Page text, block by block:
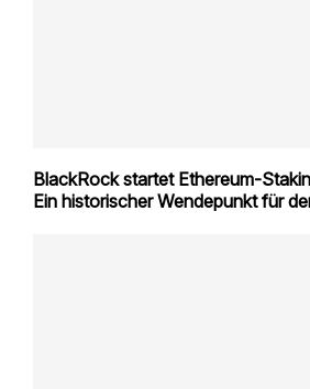
BlackRock startet Ethereum-
Ein historischer Wendepunkt für